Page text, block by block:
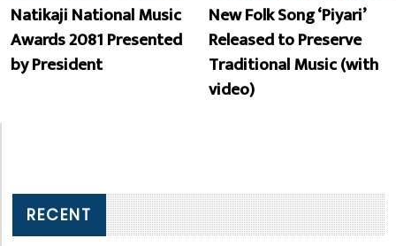
Natikaji National Music
Awards 2081 Presented
by President
New Folk Song ‘Piyari’
Released to Preserve
Traditional Music (with
video)
RECENT